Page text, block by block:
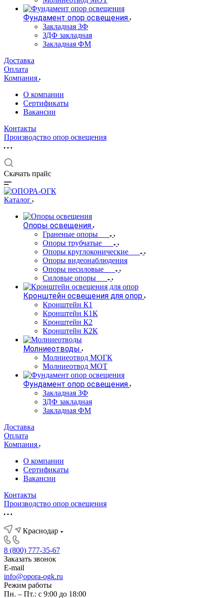
Фундамент опор освещения
Закладная ЗФ
ЗДФ закладная
Закладная ФМ
Доставка
Оплата
Компания
О компании
Сертификаты
Вакансии
Контакты
Производство опор освещения
Скачать прайс
Каталог
Опоры освещения
Граненые опоры
Опоры трубчатые
Опоры круглоконические
Опоры видеонаблюдения
Опоры несиловые
Силовые опоры
Кронштейн освещения для опор
Кронштейн К1
Кронштейн К1К
Кронштейн К2
Кронштейн К2К
Молниеотводы
Молниеотвод МОГК
Молниеотвод МОТ
Фундамент опор освещения
Закладная ЗФ
ЗДФ закладная
Закладная ФМ
Доставка
Оплата
Компания
О компании
Сертификаты
Вакансии
Контакты
Производство опор освещения
Краснодар
8 (800) 777-35-67
Заказать звонок
E-mail
info@opora-ogk.ru
Режим работы
Пн. – Пт.: с 9:00 до 18:00